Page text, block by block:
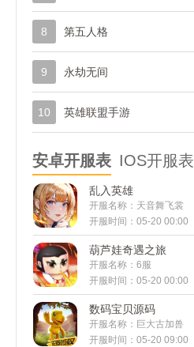
8 第五人格
9 永劫无间
10 英雄联盟手游
安卓开服表 IOS开服表
乱入英雄
开服名称：天音舞飞裳
开服时间：05-20 00:00
葫芦娃奇遇之旅
开服名称：6服
开服时间：05-20 00:00
数码宝贝源码
开服名称：巨大古加兽
42
开服时间：05-20 09:00